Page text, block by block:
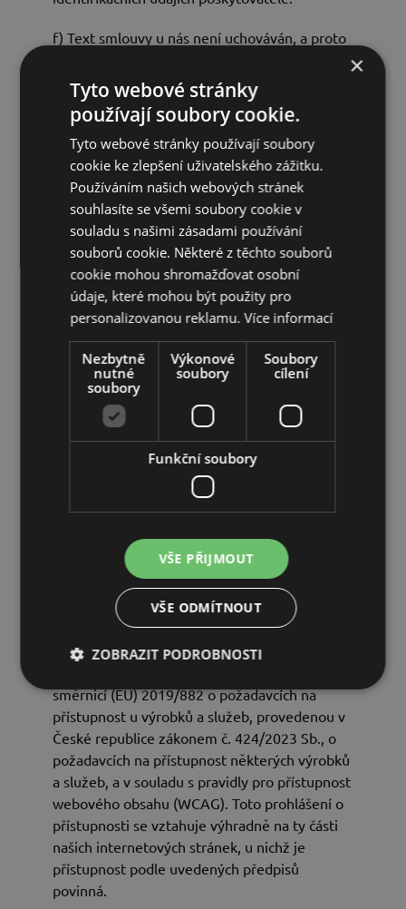
f) Text smlouvy u nás není uchováván, a proto
smlouvy naším prostřednictvím přístupný.
g) Informace o platbě, dodání nebo plnění
naleznete v nabídce.
§ 8 Informace o řešení sporů před
subjektem mimosoudního řešení
spotřebitelských sporů
Nejsme ochotni ani povinni účastnit se řízení o
řešení sporů před subjektem mimosoudního
řešení spotřebitelských sporů.
§ 9 Různé
Na smluvní vztah mezi námi a zákazníkem,
jakož i na příslušné obchodní podmínky se
vztahuje právo Spolkové republiky Německo.
Je-li zákazník spotřebitelem, zůstávají touto
dohodou nedotčena zákonná ustanovení a
práva na ochranu spotřebitele, která se použijí
podle práva státu, v němž má spotřebitel své
obvyklé bydliště, a od nichž se nelze dohodou
odchýlit. Použití Úmluvy OSN o smlouvách o
mezinárodní koupi zboží se vylučuje.
§ 10 Prohlášení o přístupnosti
Usilujeme o to, aby naše internetová
směrnicí (EU) 2019/882 o požadavcích na
přístupnost u výrobků a služeb, provedenou v
České republice zákonem č. 424/2023 Sb., o
požadavcích na přístupnost některých výrobků
a služeb, a v souladu s pravidly pro přístupnost
webového obsahu (WCAG). Toto prohlášení o
přístupnosti se vztahuje výhradně na ty části
našich internetových stránek, u nichž je
přístupnost podle uvedených předpisů
povinná.
×
Tyto webové stránky
používají soubory cookie.
Tyto webové stránky používají soubory
cookie ke zlepšení uživatelského zážitku.
Používáním našich webových stránek
souhlasíte se všemi soubory cookie v
souladu s našimi zásadami používání
souborů cookie. Některé z těchto souborů
cookie mohou shromažďovat osobní
údaje, které mohou být použity pro
personalizovanou reklamu.Více informací
Nezbytně
nutné
soubory
Výkonové
soubory
Soubory
cílení
Funkční soubory
VŠE PŘIJMOUT
VŠE ODMÍTNOUT
ZOBRAZIT PODROBNOSTI